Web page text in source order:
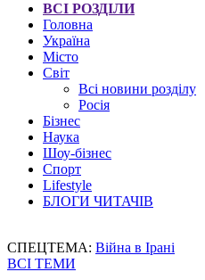
ВСІ РОЗДІЛИ
Головна
Україна
Місто
Світ
Всі новини розділу
Росія
Бізнес
Наука
Шоу-бізнес
Спорт
Lifestyle
БЛОГИ ЧИТАЧІВ
СПЕЦТЕМА: Війна в Ірані
ВСІ ТЕМИ